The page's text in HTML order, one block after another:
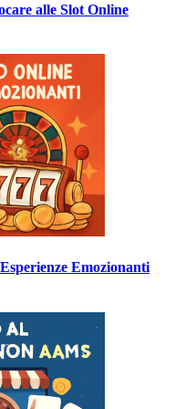
alle Slot Online
Emozionanti